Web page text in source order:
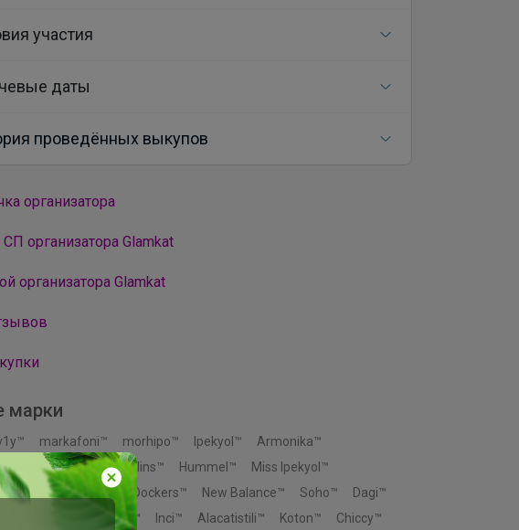
участия
даты
проведённых выкупов
организатора
организатора Glamkat
организатора Glamkat
марки
markafoni™ morhipo™ Ipekyol™
Armonika™
Loft™ Colin's™ Colins™ Hummel™
Miss Ipekyol™
Happiness™ Levis™ Dockers™ New Balance™ Soho™
Dagi™
Hotic™ Inci™ Alacatistili™ Koton™
Chiccy™